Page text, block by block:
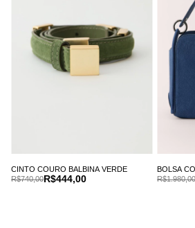
CINTO COURO BALBINA VERDE
R$444,00
R$740,00
BOLSA
R$1.980,00